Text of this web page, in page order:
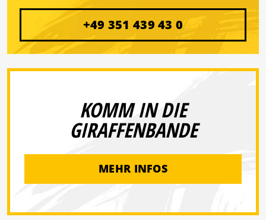
+49 351 439 43 0
KOMM IN DIE
GIRAFFENBANDE
MEHR INFOS